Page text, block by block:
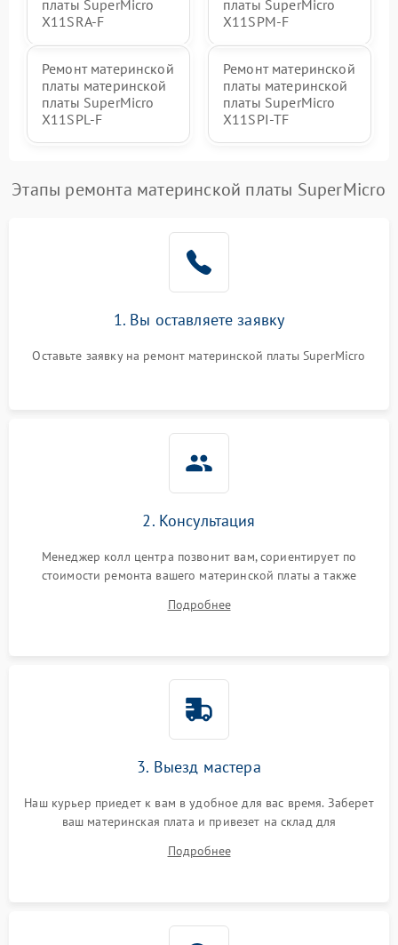
платы SuperMicro
X11SRA-F
платы SuperMicro
X11SPM-F
Ремонт материнской
платы материнской
платы SuperMicro
X11SPL-F
Ремонт материнской
платы материнской
платы SuperMicro
X11SPI-TF
Этапы ремонта материнской платы SuperMicro
1. Вы оставляете заявку
Оставьте заявку на ремонт материнской платы SuperMicro
2. Консультация
Менеджер колл центра позвонит вам, сориентирует по
стоимости ремонта вашего материнской платы а также
Подробнее
3. Выезд мастера
Наш курьер приедет к вам в удобное для вас время. Заберет
ваш материнская плата и привезет на склад для
Подробнее